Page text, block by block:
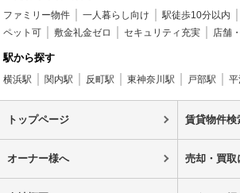
ファミリー物件 一人暮らし向け 駅徒歩10分以内
ペット可
敷金礼金ゼロ セキュリティ充実 店舗
駅から探す
横浜駅 関内駅 反町駅 東神奈川駅 戸部駅
トップページ 賃貸物件検
オーナー様へ 売却・買取